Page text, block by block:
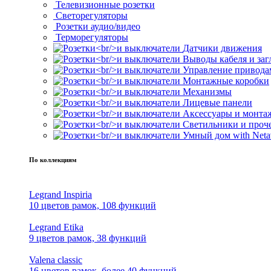
Телевизионные розетки
Светорегуляторы
Розетки аудио/видео
Терморегуляторы
Датчики движения
Выводы кабеля и
Управление
Монтажные коробки
Механизмы
Лицевые панели
Аксессуары и
Светильники и
Умный дом with
По коллекциям
Legrand Inspiria
10 цветов рамок, 108 функций
Legrand Etika
9 цветов рамок, 38 функций
Valena classic